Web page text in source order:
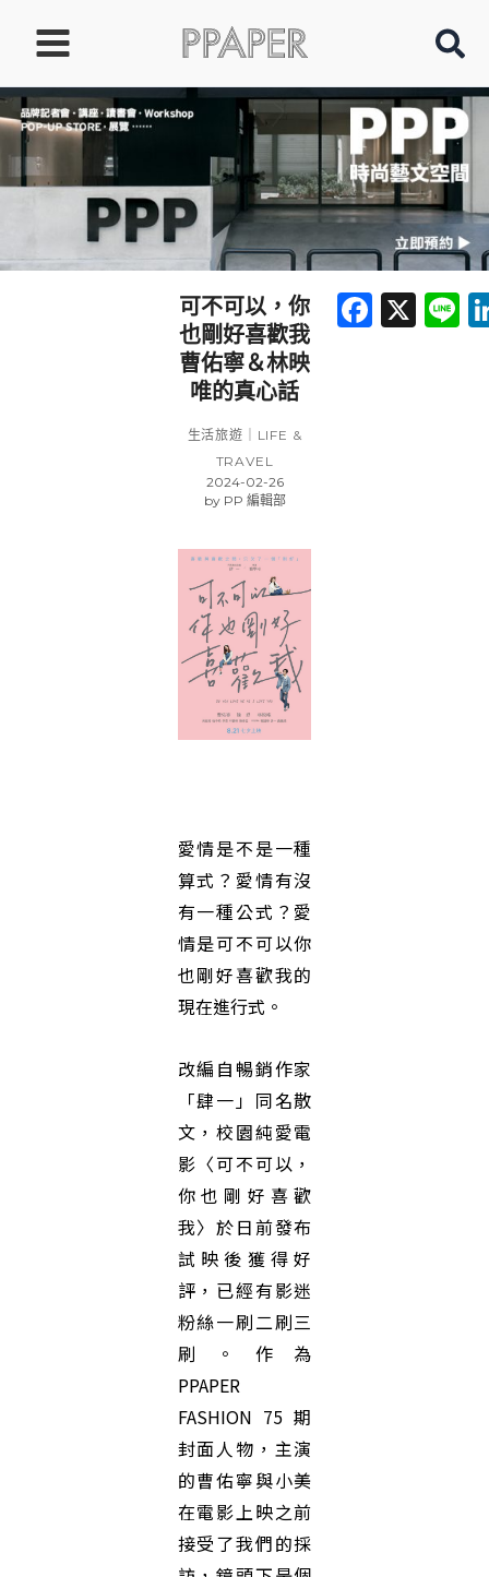
要
內
可不可以，你
也剛好喜歡我
曹佑寧＆林映
唯的真心話
生活旅遊｜LIFE &
TRAVEL
2024-02-26
byPP 編輯部
愛情是不是一種
算式？愛情有沒
有一種公式？愛
情是可不可以你
也剛好喜歡我的
現在進行式。
改編自暢銷作家
「肆一」同名散
文，校園純愛電
影〈可不可以，
你也剛好喜歡
我〉於日前發布
試映後獲得好
評，已經有影迷
粉絲一刷二刷三
刷。作為
PPAPER
FASHION 75 期
封面人物，主演
的曹佑寧與小美
在電影上映之前
接受了我們的採
X